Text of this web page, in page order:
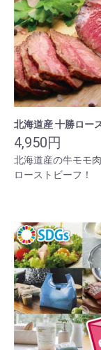
北海道産 十勝ロー
4,950円
北海道産の牛モモ
ローストビーフ！